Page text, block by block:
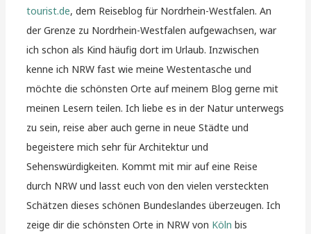
tourist.de, dem Reiseblog für Nordrhein-Westfalen. An
der Grenze zu Nordrhein-Westfalen aufgewachsen, war
ich schon als Kind häufig dort im Urlaub. Inzwischen
kenne ich NRW fast wie meine Westentasche und
möchte die schönsten Orte auf meinem Blog gerne mit
meinen Lesern teilen. Ich liebe es in der Natur unterwegs
zu sein, reise aber auch gerne in neue Städte und
begeistere mich sehr für Architektur und
Sehenswürdigkeiten. Kommt mit mir auf eine Reise
durch NRW und lasst euch von den vielen versteckten
Schätzen dieses schönen Bundeslandes überzeugen. Ich
zeige dir die schönsten Orte in NRW von Köln bis